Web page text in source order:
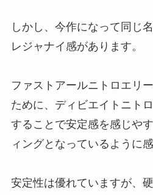
しかし、今作になって同じ
レジャナイ感があります。
ファストアールニトロエリ
ために、ディビエイトニト
することで安定感を感じや
ィングとなっているように感
安定性は優れていますが、